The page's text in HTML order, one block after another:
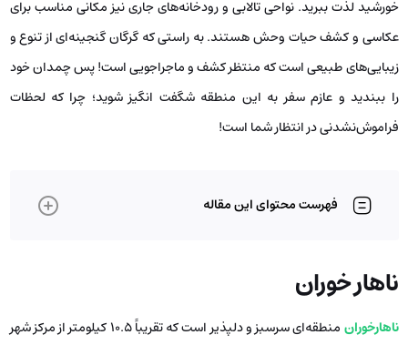
خورشید لذت ببرید. نواحی تالابی و رودخانه‌های جاری نیز مکانی مناسب برای
عکاسی و کشف حیات وحش هستند. به راستی که گرگان گنجینه‌ای از تنوع و
زیبایی‌های طبیعی است که منتظر کشف و ماجراجویی است! پس چمدان خود
را ببندید و عازم سفر به این منطقه شگفت انگیز شوید؛ چرا که لحظات
فراموش‌نشدنی در انتظار شما است!
فهرست محتوای این مقاله
ناهار خوران
ناهارخوران
منطقه‌ای سرسبز و دلپذیر است که تقریباً ۱۰.۵ کیلومتر از مرکز شهر